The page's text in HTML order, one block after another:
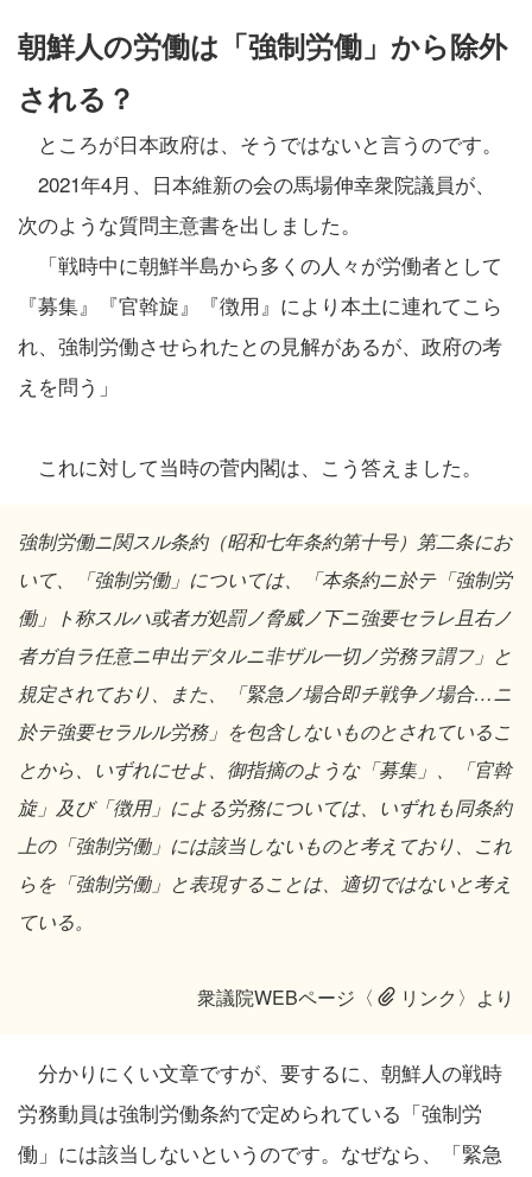
朝鮮人の労働は「強制労働」から除外
される？
ところが日本政府は、そうではないと言うのです。
2021年4月、日本維新の会の馬場伸幸衆院議員が、
次のような質問主意書を出しました。
「戦時中に朝鮮半島から多くの人々が労働者として
『募集』『官斡旋』『徴用』により本土に連れてこら
れ、強制労働させられたとの見解があるが、政府の考
えを問う」
これに対して当時の菅内閣は、こう答えました。
強制労働ニ関スル条約（昭和七年条約第十号）第二条にお
いて、「強制労働」については、「本条約ニ於テ「強制労
働」ト称スルハ或者ガ処罰ノ脅威ノ下ニ強要セラレ且右ノ
者ガ自ラ任意ニ申出デタルニ非ザル一切ノ労務ヲ謂フ」と
規定されており、また、「緊急ノ場合即チ戦争ノ場合…ニ
於テ強要セラルル労務」を包含しないものとされているこ
とから、いずれにせよ、御指摘のような「募集」、「官斡
旋」及び「徴用」による労務については、いずれも同条約
上の「強制労働」には該当しないものと考えており、これ
らを「強制労働」と表現することは、適切ではないと考え
ている。
衆議院WEBページ〈 リンク〉 より
分かりにくい文章ですが、要するに、朝鮮人の戦時
労務動員は強制労働条約で定められている「強制労
働」には該当しないというのです。なぜなら、「緊急